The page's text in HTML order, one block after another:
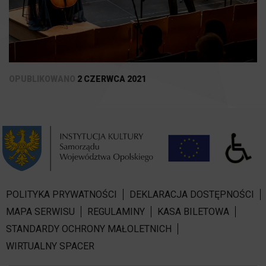
2 CZERWCA 2021
POLITYKA PRYWATNOŚCI
DEKLARACJA DOSTĘPNOŚCI
MAPA SERWISU
REGULAMINY
KASA BILETOWA
STANDARDY OCHRONY MAŁOLETNICH
WIRTUALNY SPACER